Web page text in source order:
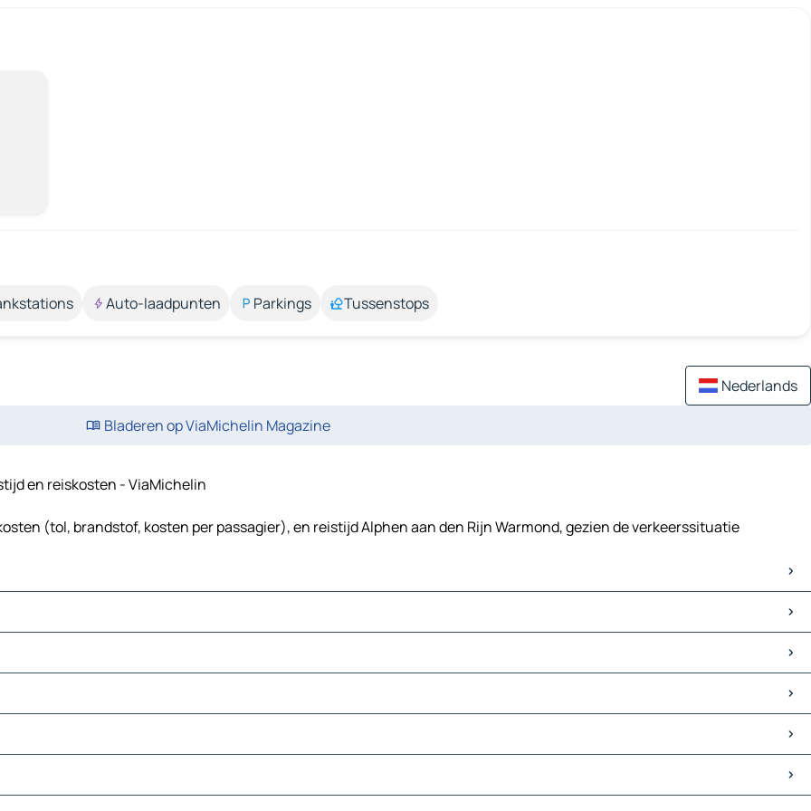
Auto-laadpunten Parkings Tussenstops
Nederlands
Bladeren op ViaMichelin Magazine
en reiskosten - ViaMichelin
(tol, brandstof, kosten per passagier), en reistijd Alphen aan den Rijn Warmond, gezien de verkeerssituatie